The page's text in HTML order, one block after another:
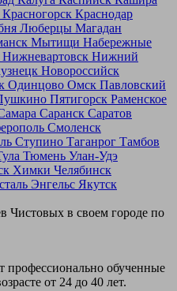
Красногорск Краснодар
Люберцы Магадан
Мытищи Набережные
Нижневартовск Нижний
Новороссийск
Одинцово Омск Павловский
Пятигорск Раменское
Саранск Саратов
Смоленск
Ступино Таганрог Тамбов
Тюмень Улан-Удэ
Химки Челябинск
Энгельс Якутск
Чистовых в своем городе по
профессионально обученные
от 24 до 40 лет.